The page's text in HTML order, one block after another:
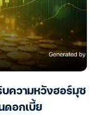
ความหวังฮอร์มุซ
ดอกเบี้ย